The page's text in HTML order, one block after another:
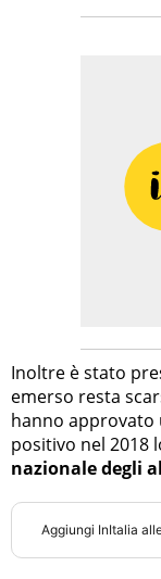
Inoltre è stato
emerso resta
hanno approvato
positivo nel 2018
nazionale degli
Aggiungi InItalia